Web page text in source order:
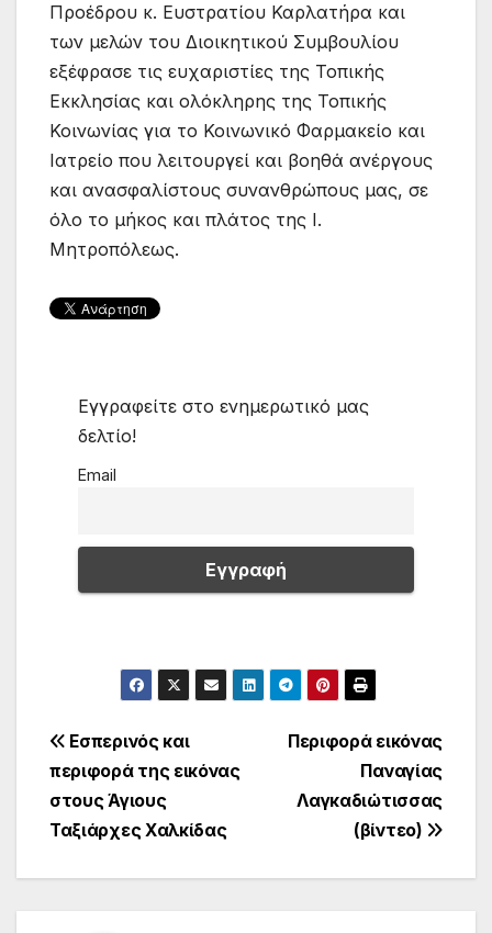
Προέδρου κ. Ευστρατίου Καρλατήρα και
των μελών του Διοικητικού Συμβουλίου
εξέφρασε τις ευχαριστίες της Τοπικής
Εκκλησίας και ολόκληρης της Τοπικής
Κοινωνίας για το Κοινωνικό Φαρμακείο και
Ιατρείο που λειτουργεί και βοηθά ανέργους
και ανασφαλίστους συνανθρώπους μας, σε
όλο το μήκος και πλάτος της Ι.
Μητροπόλεως.
Εγγραφείτε στο ενημερωτικό μας
δελτίο!
Email
Πλοήγηση
άρθρων
Περιφορά εικόνας
Παναγίας
Λαγκαδιώτισσας
(βίντεο)
Εσπερινός και
περιφορά της εικόνας
στους Άγιους
Ταξιάρχες Χαλκίδας